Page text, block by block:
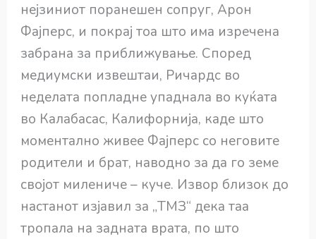
нејзиниот поранешен сопруг, Арон
Фајперс, и покрај тоа што има изречена
забрана за приближување. Според
медиумски извештаи, Ричардс во
неделата попладне упаднала во куќата
во Калабасас, Калифорнија, каде што
моментално живее Фајперс со неговите
родители и брат, наводно за да го земе
својот милениче – куче. Извор близок до
настанот изјавил за „ТМЗ“ дека таа
тропала на задната врата, по што